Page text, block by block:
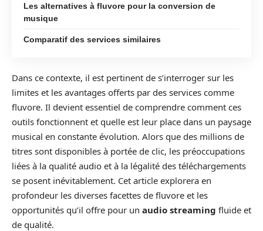
Les alternatives à fluvore pour la conversion de
musique
Comparatif des services similaires
Dans ce contexte, il est pertinent de s’interroger sur les
limites et les avantages offerts par des services comme
fluvore. Il devient essentiel de comprendre comment ces
outils fonctionnent et quelle est leur place dans un paysage
musical en constante évolution. Alors que des millions de
titres sont disponibles à portée de clic, les préoccupations
liées à la qualité audio et à la légalité des téléchargements
se posent inévitablement. Cet article explorera en
profondeur les diverses facettes de fluvore et les
opportunités qu’il offre pour un audio streaming fluide et
de qualité.